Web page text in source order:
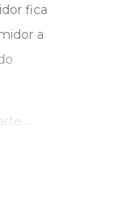
fica
a
...